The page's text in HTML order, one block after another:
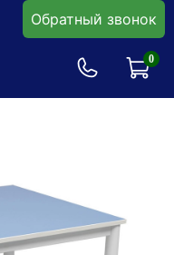
Обратный звонок
0